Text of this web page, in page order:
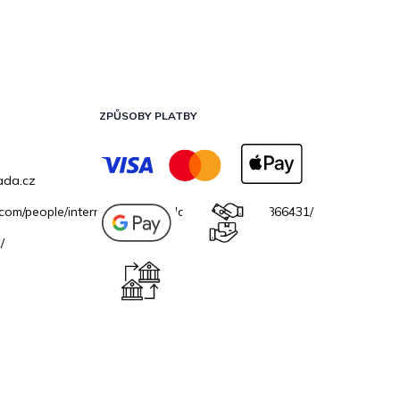
people/internetovazahradacz/100069706866431/
ZPŮSOBY PLATBY